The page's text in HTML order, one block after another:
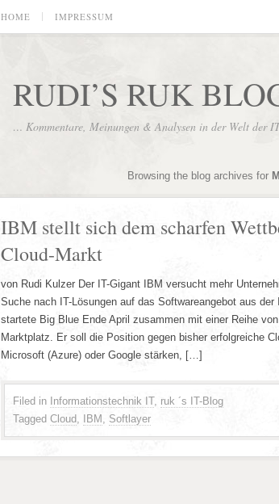
HOME IMPRESSUM
RUDI’S RUK
… Kommentare, Meinungen & Analysen in der Welt der
Browsing the blog archives for
IBM stellt sich dem scharfen
Cloud-Markt
von Rudi Kulzer Der IT-Gigant IBM versucht mehr
Suche nach IT-Lösungen auf das Softwareangebot aus
startete Big Blue Ende April zusammen mit einer Reihe
Marktplatz. Er soll die Position gegen bisher erfolgreiche
Microsoft (Azure) oder Google stärken, […]
Filed in Informationstechnik IT, ruk ´s IT-Blog
Tagged Cloud, IBM , Softlayer